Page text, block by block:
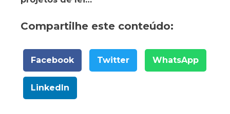
Compartilhe este conteúdo:
Facebook Twitter WhatsApp
LinkedIn